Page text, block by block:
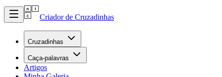
Criador de Cruzadinhas
Cruzadinhas
Caça-palavras
Artigos